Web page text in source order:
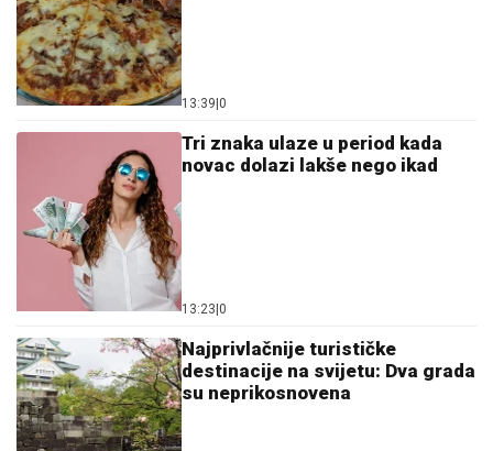
13:39 0
Tri znaka ulaze u period kada
novac dolazi lakše nego ikad
13:23 0
Najprivlačnije turističke
destinacije na svijetu: Dva grada
su neprikosnovena